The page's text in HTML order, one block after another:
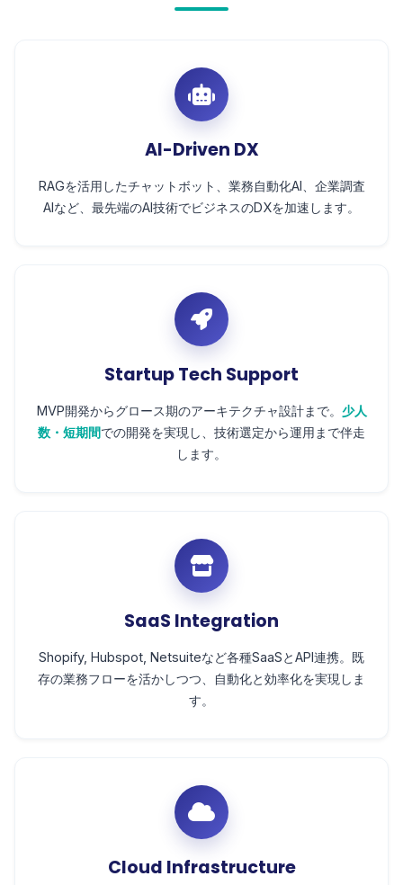
AI-Driven DX
RAGを活用したチャットボット、業務自動化AI、企業調査
AIなど、最先端のAI技術でビジネスのDXを加速します。
Startup Tech Support
MVP開発からグロース期のアーキテクチャ設計まで。 少人
数・短期間での開発を実現し、技術選定から運用まで伴走
します。
SaaS Integration
Shopify, Hubspot, Netsuiteなど各種SaaSとAPI連携。既
存の業務フローを活かしつつ、自動化と効率化を実現しま
す。
Cloud Infrastructure